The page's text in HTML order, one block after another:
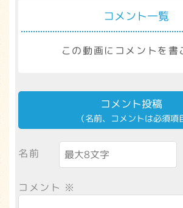
コメント一覧
この動画にコメントを書
コメント投稿
（名前、コメントは必須項
名前
コメント ※